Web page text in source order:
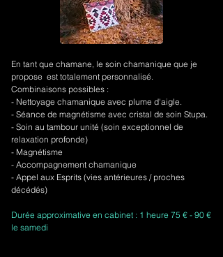
En tant que chamane, le soin chamanique que je
propose est totalement personnalisé.
Combinaisons possibles :
- Nettoyage chamanique avec plume d'aigle.
- Séance de magnétisme avec cristal de soin Stupa.
- Soin au tambour unité (soin exceptionnel de
relaxation profonde)
- Magnétisme
- Accompagnement chamanique
- Appel aux Esprits (vies antérieures / proches
décédés)
Durée approximative en cabinet : 1 heure 75 € - 90 €
le samedi